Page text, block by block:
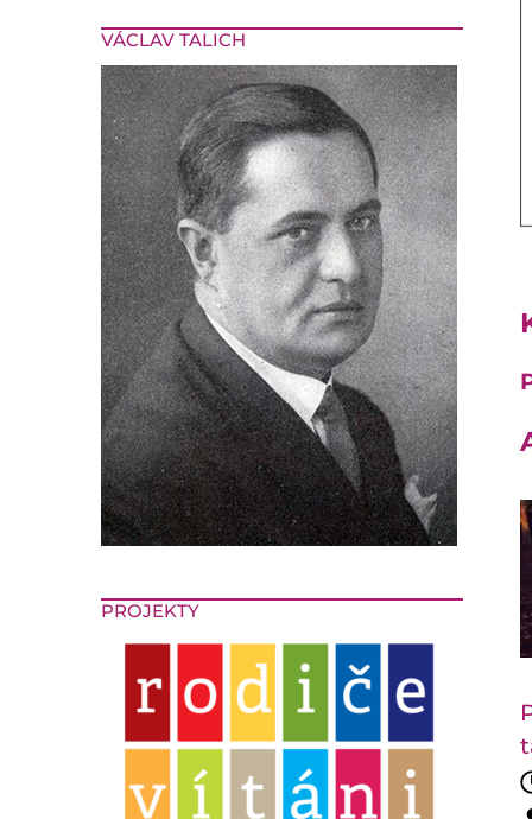
VÁCLAV TALICH
PROJEKTY